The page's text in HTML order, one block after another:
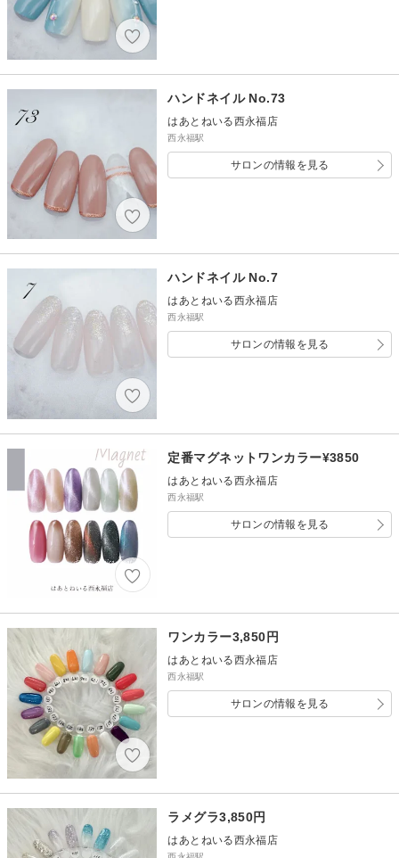
ハンドネイル No.73
はあとねいる西永福店
西永福駅
サロンの情報を見る
ハンドネイル No.7
はあとねいる西永福店
西永福駅
サロンの情報を見る
定番マグネットワンカラー¥3850
はあとねいる西永福店
西永福駅
サロンの情報を見る
ワンカラー3,850円
はあとねいる西永福店
西永福駅
サロンの情報を見る
ラメグラ3,850円
はあとねいる西永福店